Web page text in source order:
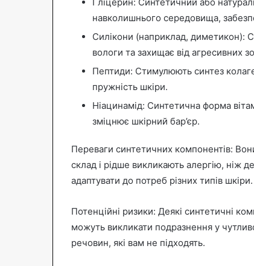
навколишнього середовища,
Силікони (наприклад, диметикон):
вологи та захищає від агресивних
Пептиди: Стимулюють синтез
пружність шкіри.
Ніацинамід: Синтетична форма
зміцнює шкірний бар’єр.
Переваги синтетичних компонентів:
склад і рідше викликають алергію, ніж
адаптувати до потреб різних типів шкіри.
Потенційні ризики: Деякі синтетичні
можуть викликати подразнення у
речовин, які вам не підходять.